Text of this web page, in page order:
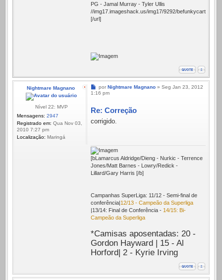
PG - Jamal Murray - Tyler Ullis
//img17.imageshack.us/img17/9292/
[/url]
Nightmare Magnano
Nível 22: MVP
Mensagens: 2947
Registrado em: Qua Nov 03,
2010 7:27 pm
Localização: Maringá
Mensagem
por Nightmare Magnano» Seg Jan 23, 2012
1:16 pm
Re: Correção
corrigido.
[bLamarcus Aldridge/Dieng - Nurkic - Terrence
Jones/Matt Barnes - Lowry/Redick -
Lillard/Gary Harris [/b]
Campanhas SuperLiga: 11/12 - Semi-final de
conferência| 12/13 - Campeão da Superliga
|13/14: Final de Conferência - 14/15: Bi-
Campeão da Superliga
*Camisas aposentadas: 20 -
Gordon Hayward | 15 - Al
Horford| 2 - Kyrie Irving